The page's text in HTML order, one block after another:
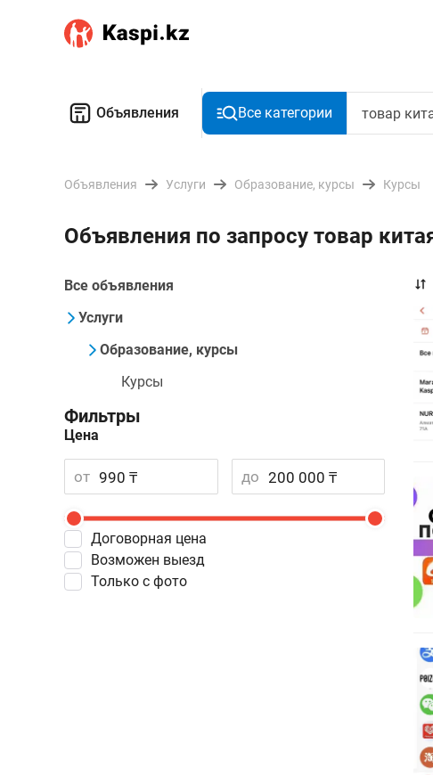
Объявления Все категории
Объявления Услуги Образование, курсы Курсы
Объявления по запросу товар
Все объявления
Услуги
Образование, курсы
Курсы
Фильтры
Цена
от до
Договорная цена
Возможен выезд
Только с фото